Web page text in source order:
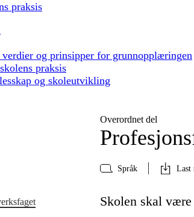
praksis
og prinsipper for grunnopplæringen
praksis
og skoleutvikling
Overordnet del
Språk Last
Skolen skal